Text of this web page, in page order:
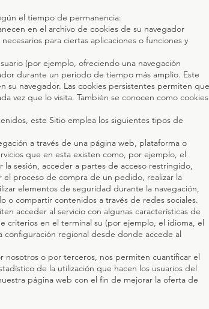
el tiempo de permanencia:
en el archivo de cookies de su navegador
para ciertas aplicaciones o funciones y
(por ejemplo, ofreciendo una navegación
durante un periodo de tiempo más amplio. Este
navegador. Las cookies persistentes permiten que
vez que lo visita. También se conocen como cookies
este Sitio emplea los siguientes tipos de
a través de una página web, plataforma o
que en esta existen como, por ejemplo, el
sesión, acceder a partes de acceso restringido,
proceso de compra de un pedido, realizar la
elementos de seguridad durante la navegación,
o compartir contenidos a través de redes sociales.
acceder al servicio con algunas características de
criterios en el terminal su (por ejemplo, el idioma, el
configuración regional desde donde accede al
nosotros o por terceros, nos permiten cuantificar el
de la utilización que hacen los usuarios del
página web con el fin de mejorar la oferta de